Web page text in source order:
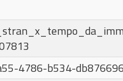
4786-b534-